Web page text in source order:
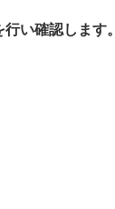
い確認します。